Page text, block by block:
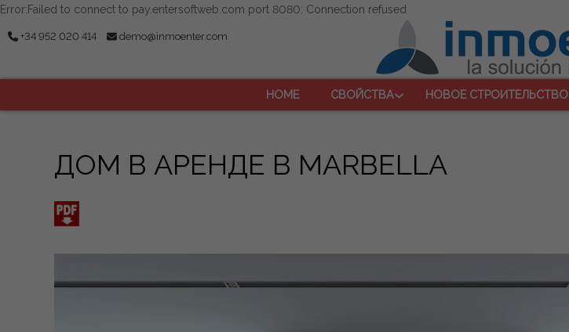
Error:Failed to connect to pay.entersoftweb.com port 8080: Connection refused
+34 952 020 414 demo@inmoenter.com
HOME СВОЙСТВА НОВОЕ СТРОИТЕЛЬСТВО
ДОМ В АРЕНДЕ В MARBELLA